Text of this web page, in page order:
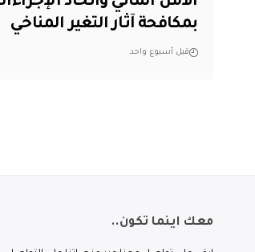
بمكافحة آثار التغير المناخي
قبل أسبوع واحد
معك اينما تكون..